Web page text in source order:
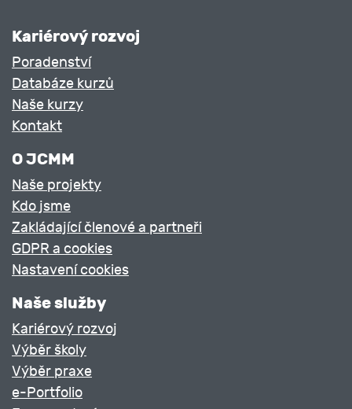
Kariérový rozvoj
Poradenství
Databáze kurzů
Naše kurzy
Kontakt
O JCMM
Naše projekty
Kdo jsme
Zakládající členové a partneři
GDPR a cookies
Nastavení cookies
Naše služby
Kariérový rozvoj
Výběr školy
Výběr praxe
e-Portfolio